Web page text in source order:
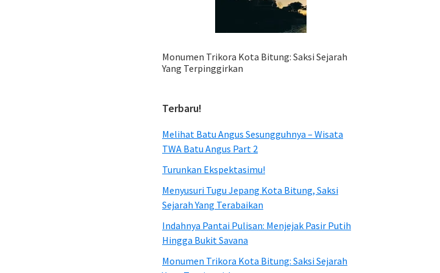
Monumen Trikora Kota Bitung: Saksi Sejarah
Yang Terpinggirkan
Terbaru!
Melihat Batu Angus Sesungguhnya – Wisata
TWA Batu Angus Part 2
Turunkan Ekspektasimu!
Menyusuri Tugu Jepang Kota Bitung, Saksi
Sejarah Yang Terabaikan
Indahnya Pantai Pulisan: Menjejak Pasir Putih
Hingga Bukit Savana
Monumen Trikora Kota Bitung: Saksi Sejarah